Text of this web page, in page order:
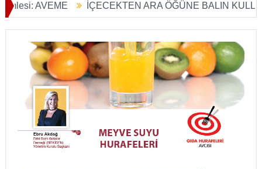
İÇECEKTEN ARA ÖĞÜNE BALIN KULLANIM
Başladı